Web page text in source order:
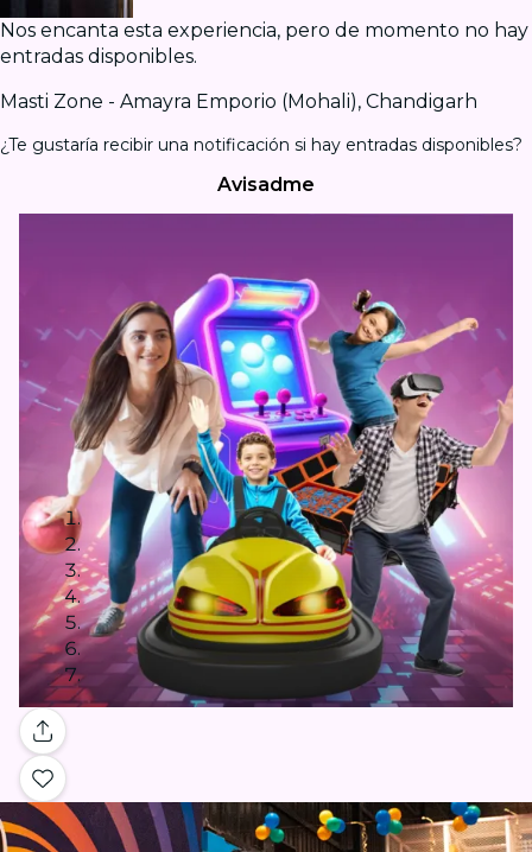
Nos encanta esta experiencia, pero de momento no hay
entradas disponibles.
Masti Zone - Amayra Emporio (Mohali), Chandigarh
¿Te gustaría recibir una notificación si hay entradas disponibles?
Avisadme
Galería